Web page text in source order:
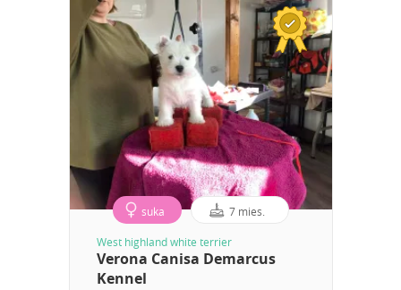
suka 7 mies.
West highland white terrier
Verona Canisa Demarcus
Kennel